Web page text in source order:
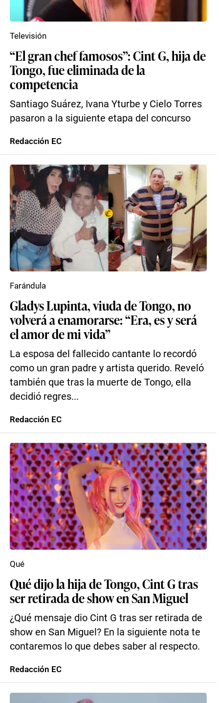
“El gran chef famosos”: Cint G, hija de
Tongo, fue eliminada de la
competencia
Santiago Suárez, Ivana Yturbe y Cielo Torres
pasaron a la siguiente etapa del concurso
Televisión
Redacción EC
Gladys Lupinta, viuda de Tongo, no
volverá a enamorarse: “Era, es y será
el amor de mi vida”
La esposa del fallecido cantante lo recordó
como un gran padre y artista querido. Reveló
también que tras la muerte de Tongo, ella
decidió regres...
Farándula
Redacción EC
Qué dijo la hija de Tongo, Cint G tras
ser retirada de show en San Miguel
¿Qué mensaje dio Cint G tras ser retirada de
show en San Miguel? En la siguiente nota te
contaremos lo que debes saber al respecto.
Qué
Redacción EC